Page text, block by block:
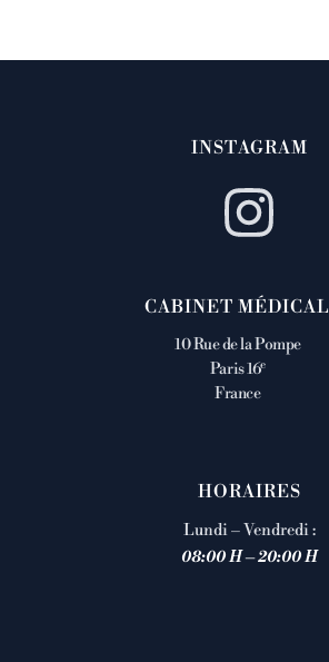
INSTAGRAM
CABINET MÉDICAL
10 Rue de la Pompe
Paris 16e
France
HORAIRES
Lundi – Vendredi :
08:00 H – 20:00 H